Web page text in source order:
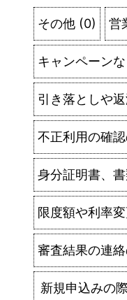
その他 (0) 営
キャンペーン
引き落としや
不正利用の確
身分証明書、
限度額や利率
審査結果の連
新規申込みの